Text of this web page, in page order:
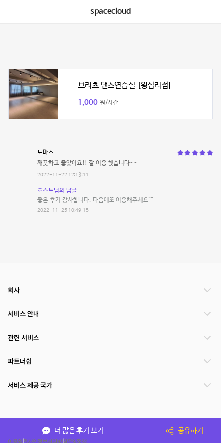
spacecloud
브리츠 댄스연습실 [왕십리점]
1,000 원/시간
토마스
깨끗하고 좋았어요!! 잘 이용 했습니다~~
2022-11-22 12:13:11
호스트님의 답글
좋은 후기 감사합니다. 다음에또 이용해주세요^^
2022-11-25 10:49:15
더 많은 후기 보기 공유하기
회사
서비스 안내
관련 서비스
파트너쉽
서비스 제공 국가
이용약관개인정보처리방침운영정책